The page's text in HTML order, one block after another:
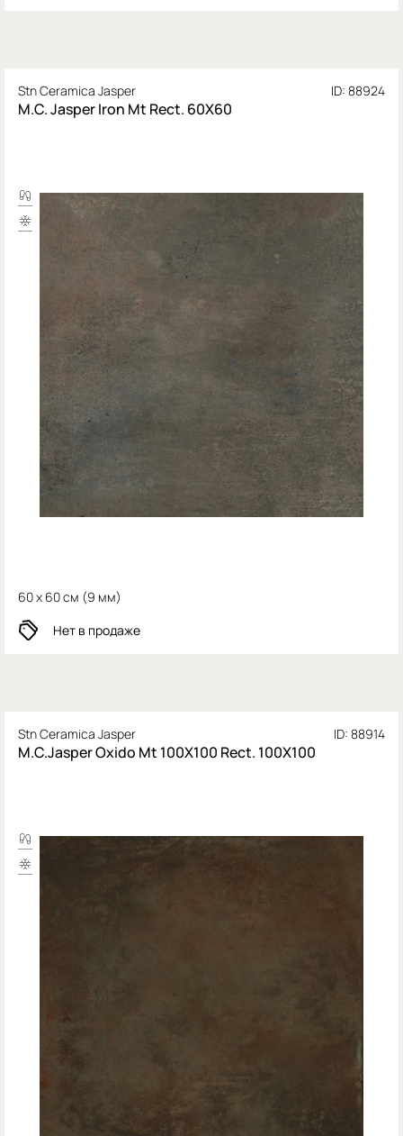
Stn Ceramica Jasper ID: 88924
M.C. Jasper Iron Mt Rect. 60X60
60 x 60 см (9 мм)
Нет в продаже
Stn Ceramica Jasper ID: 88914
M.C.Jasper Oxido Mt 100X100 Rect. 100X100